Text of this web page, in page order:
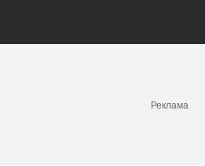
Реклама